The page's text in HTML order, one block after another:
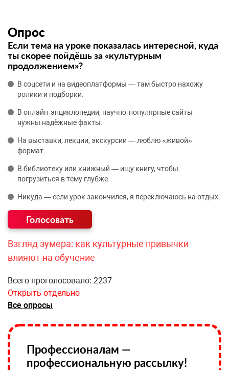
Опрос
Если тема на уроке показалась интересной, куда
ты скорее пойдёшь за «культурным
продолжением»?
В соцсети и на видеоплатформы — там быстро нахожу
ролики и подборки.
В онлайн‑энциклопедии, научно‑популярные сайты —
нужны надёжные факты.
На выставки, лекции, экскурсии — люблю «живой»
формат.
В библиотеку или книжный — ищу книгу, чтобы
погрузиться в тему глубже.
Никуда — если урок закончился, я переключаюсь на отдых.
Взгляд зумера: как культурные привычки
влияют на обучение
Всего проголосовало: 2237
Открыть отдельно
Все опросы
Профессионалам —
профессиональную рассылку!